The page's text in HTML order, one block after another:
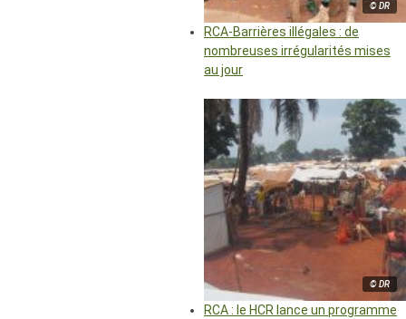
© DR
RCA-Barrières illégales : de
nombreuses irrégularités mises
au jour
© DR
RCA : le HCR lance un programme